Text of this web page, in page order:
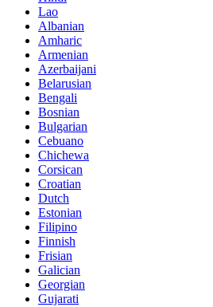
Lao
Albanian
Amharic
Armenian
Azerbaijani
Belarusian
Bengali
Bosnian
Bulgarian
Cebuano
Chichewa
Corsican
Croatian
Dutch
Estonian
Filipino
Finnish
Frisian
Galician
Georgian
Gujarati